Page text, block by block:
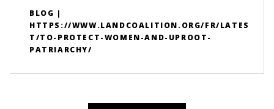
BLOG |
HTTPS://WWW.LANDCOALITION.ORG/FR/LATES
T/TO-PROTECT-WOMEN-AND-UPROOT-
PATRIARCHY/